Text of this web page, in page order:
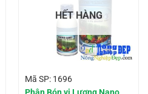
HẾT HÀNG
Mã SP: 1696